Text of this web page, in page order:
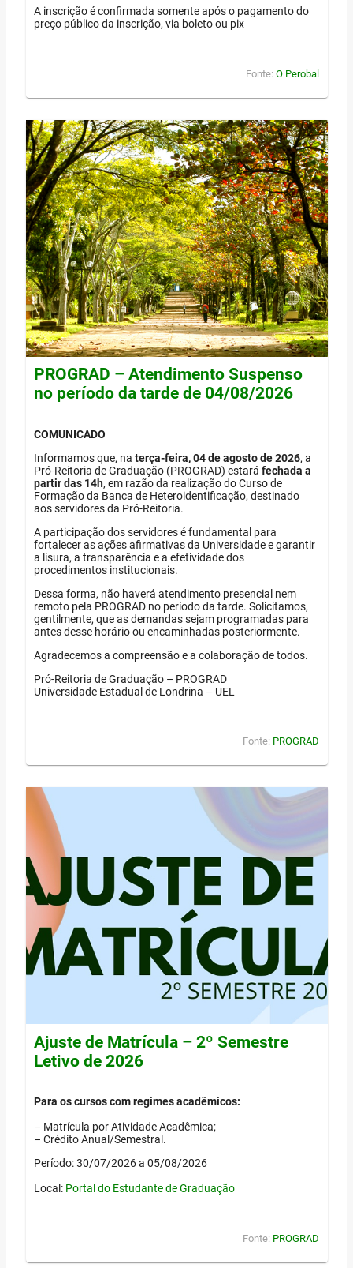
A inscrição é confirmada somente após o pagamento do
preço público da inscrição, via boleto ou pix
Fonte: O Perobal
PROGRAD – Atendimento Suspenso
no período da tarde de 04/08/2026
COMUNICADO
Informamos que, na terça-feira, 04 de agosto de 2026, a
Pró-Reitoria de Graduação (PROGRAD) estará fechada a
partir das 14h, em razão da realização do Curso de
Formação da Banca de Heteroidentificação, destinado
aos servidores da Pró-Reitoria.
A participação dos servidores é fundamental para
fortalecer as ações afirmativas da Universidade e garantir
a lisura, a transparência e a efetividade dos
procedimentos institucionais.
Dessa forma, não haverá atendimento presencial nem
remoto pela PROGRAD no período da tarde. Solicitamos,
gentilmente, que as demandas sejam programadas para
antes desse horário ou encaminhadas posteriormente.
Agradecemos a compreensão e a colaboração de todos.
Pró-Reitoria de Graduação – PROGRAD
Universidade Estadual de Londrina – UEL
Fonte: PROGRAD
Ajuste de Matrícula – 2º Semestre
Letivo de 2026
Para os cursos com regimes acadêmicos:
– Matrícula por Atividade Acadêmica;
– Crédito Anual/Semestral.
Período: 30/07/2026 a 05/08/2026
Local: Portal do Estudante de Graduação
Fonte: PROGRAD